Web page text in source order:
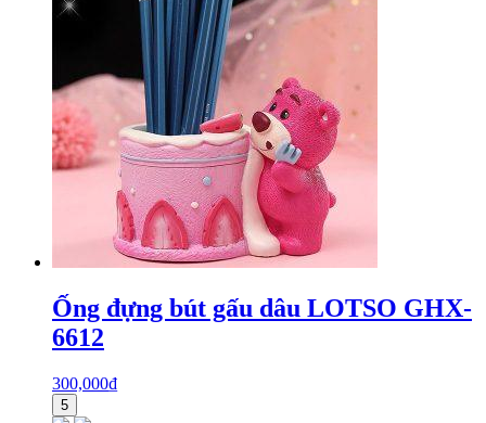
Ống đựng bút gấu dâu LOTSO GHX-
6612
300,000₫
5